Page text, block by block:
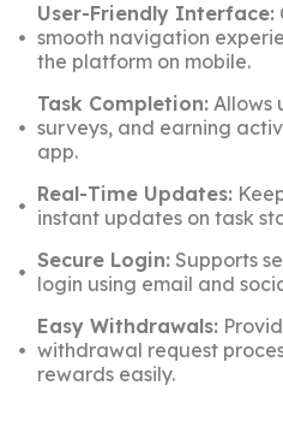
User-Friendly Interface:
smooth navigation
the platform on mobile.
Task Completion: Allows
surveys, and earning
app.
Real-Time Updates:
instant updates on task
Secure Login: Supports
login using email and
Easy Withdrawals:
withdrawal request
rewards easily.